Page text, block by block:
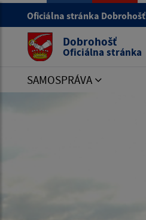
Oficiálna stránka Dobrohošť
Dobrohošť
Oficiálna stránka
SAMOSPRÁVA